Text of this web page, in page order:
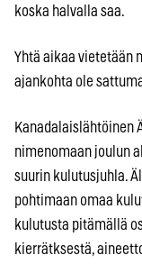
koska halvalla saa.
Yhtä aikaa vietetään
ajankohta ole
Kanadalaislähtöinen
nimenomaan joulun
suurin kulutusjuhla.
pohtimaan omaa
kulutusta pitämällä
kierrätksestä,